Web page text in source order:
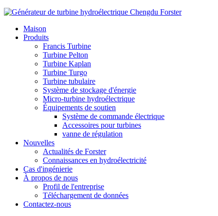
Maison
Produits
Francis Turbine
Turbine Pelton
Turbine Kaplan
Turbine Turgo
Turbine tubulaire
Système de stockage d'énergie
Micro-turbine hydroélectrique
Équipements de soutien
Système de commande électrique
Accessoires pour turbines
vanne de régulation
Nouvelles
Actualités de Forster
Connaissances en hydroélectricité
Cas d'ingénierie
À propos de nous
Profil de l'entreprise
Téléchargement de données
Contactez-nous